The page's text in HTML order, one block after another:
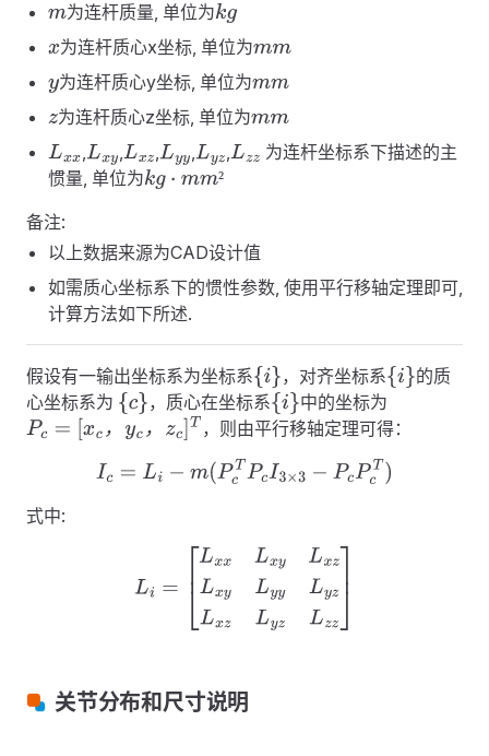
m 为连杆质量, 单位为kg
x为连杆质心x坐标, 单位为mm
y为连杆质心y坐标, 单位为mm
z为连杆质心z坐标, 单位为mm
Lxx ,Lxy ,Lxz,Lyy,Lyz,Lzz 为连杆坐标系下描述的主
惯量, 单位为
²
kg· m m²
备注:
以上数据来源为CAD设计值
如需质心坐标系下的惯性参数, 使用平行移轴定理即可,
计算方法如下所述.
假设有一输出坐标系为坐标系{ } ，对齐坐标系{ } 的质
心坐标系为 { c} ，质心在坐标系{ } 中的坐标为
， ，
Pc =[x c，y ，zc ]T ，则由平行移轴定理可得：
Ic =Li −m(PcTP cI3×3−PcPcT)
式中:
xzLx yyLy LxzLy
关节分布和尺寸说明